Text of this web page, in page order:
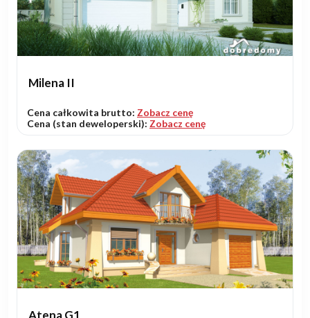
Milena II
Cena całkowita brutto: Zobacz cenę
Cena (stan deweloperski): Zobacz cenę
Atena G1